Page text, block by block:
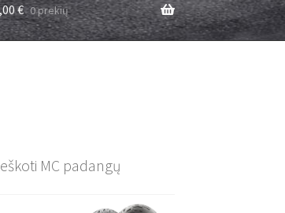
€ 0 prekių
MC padangų